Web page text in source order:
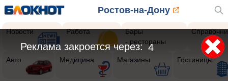
Ростов-на-Дону
Новости Работа
Бары
- рестораны
Авто Медицина Магазины Гостиницы
1
Реклама закроется через: